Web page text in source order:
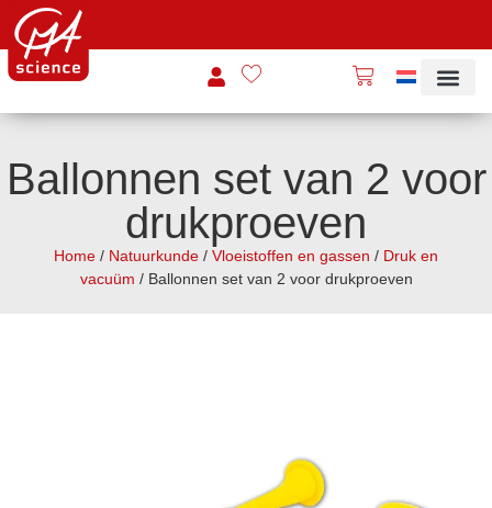
Ballonnen set van 2 voor
drukproeven
Home / Natuurkunde / Vloeistoffen en gassen / Druk en
vacuüm / Ballonnen set van 2 voor drukproeven